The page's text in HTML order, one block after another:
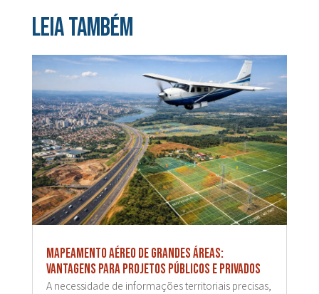
Leia também
Mapeamento aéreo de grandes áreas:
vantagens para projetos públicos e privados
A necessidade de informações territoriais precisas,